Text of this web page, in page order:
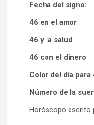
Fecha del signo:
46 en el amor
46 y la salud
46 con el dinero
Color del día para
Número de la
Horóscopo escrito